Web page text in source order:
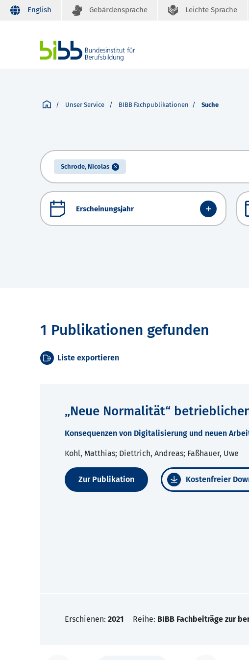
English Gebärdensprache Leichte Sprache
Unser Service BIBB Fachpublikationen Suche
Schrode, Nicolas
Erscheinungsjahr
1 Publikationen gefunden
Liste exportieren
„Neue Normalität“
Konsequenzen von Digitalisierung und neuen
Kohl, Matthias; Diettrich, Andreas; Faßhauer, Uwe
Zur Publikation Kostenfreier
Erschienen: 2021 Reihe: BIBB Fachbeiträge zur